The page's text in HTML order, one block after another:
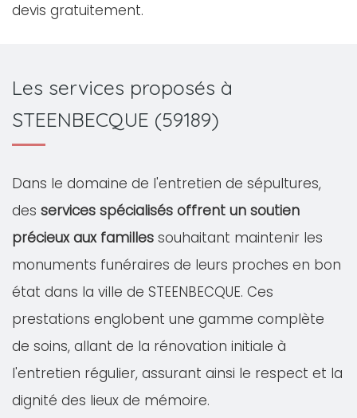
devis gratuitement.
Les services proposés à
STEENBECQUE (59189)
Dans le domaine de l'entretien de sépultures,
des services spécialisés offrent un soutien
précieux aux familles souhaitant maintenir les
monuments funéraires de leurs proches en bon
état dans la ville de STEENBECQUE. Ces
prestations englobent une gamme complète
de soins, allant de la rénovation initiale à
l'entretien régulier, assurant ainsi le respect et la
dignité des lieux de mémoire.